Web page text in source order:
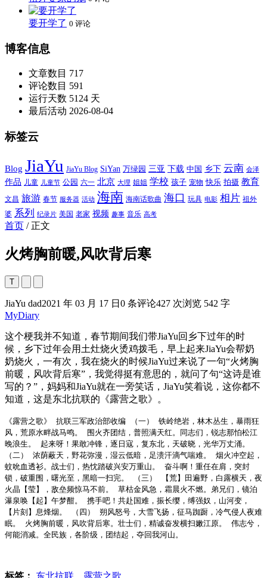
要开学了 0 评论
博客信息
文章数目 717
评论数目 591
运行天数 5124 天
最后活动 2026-08-04
标签云
Blog JiaYu JiaYu Blog SiYan 万绿园 三亚 下载 中国 乡下 云南 会泽
作品 儿童 儿童节 公园 六一 北京 大理 姐姐 学校 孩子 宠物 快乐 拍摄 教育
文昌 旅游 春节 服务器 活动 海南 海南话歌曲 海口 玩具 电影 相片 祖外
婆 系列 纪录片 美国 老家 视频 趣事 音乐 高考
首页 / 正文
火烤胸前暖,风吹背后寒
T
JiaYu dad2021 年 03 月 17 日 0 条评论427 次浏览 542 字
MyDiary
这个梗我并不知道，春节期间我们带JiaYu回乡下过年的时
候，乡下过年会用土灶烧火烫鸡拨毛，早上起来JiaYu会帮奶
奶烧火，一有次，我在烧火的时候JiaYu过来说了一句“火烤胸
前暖，风吹背后寒”，我觉得挺有意思的，就问了句“这诗是谁
写的？”，妈妈和JiaYu就在一旁笑话，JiaYu笑着说，这你都不
知道，这是东北抗联的《露营之歌》。
《露营之歌》 抗联三军政治部收编 （一） 铁岭绝岩，林木丛生，暴雨狂
风，荒原水畔战马鸣。 围火齐团结，普照满天红。同志们，锐志那怕松江
晚浪生。 起来呀！果敢冲锋，逐日寇，复东北，天破晓，光华万丈涌。
（二） 浓荫蔽天，野花弥漫，湿云低暗，足溃汗滴气喘难。 烟火冲空起，
蚊吮血透衫。战士们，热忱踏破兴安万重山。 奋斗啊！重任在肩，突封
锁，破重围，曙光至，黑暗一扫完。 （三） 【荒】田遍野，白露横天，夜
火晶【莹】，敌垒频惊马不前。 草枯金风急，霜晨火不燃。弟兄们，镜泊
瀑泉唤【起】午梦酣。 携手吧！共赴国难，振长缨，缚强奴，山河变，
【片刻】息烽烟。 （四） 朔风怒号，大雪飞扬，征马踟蹰，冷气侵人夜难
眠。 火烤胸前暖，风吹背后寒。壮士们，精诚奋发横扫嫩江原。 伟志兮，
何能消减。全民族，各阶级，团结起，夺回我河山。
标签： 东北抗联
露营之歌